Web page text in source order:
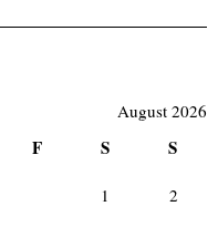
August 2026
F S S
1 2